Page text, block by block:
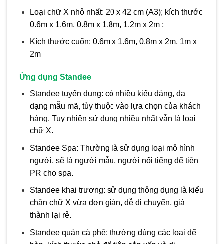
Loại chữ X nhỏ nhất: 20 x 42 cm (A3); kích thước
0.6m x 1.6m, 0.8m x 1.8m, 1.2m x 2m ;
Kích thước cuốn: 0.6m x 1.6m, 0.8m x 2m, 1m x
2m
Ứng dụng Standee
Standee tuyển dụng: có nhiều kiểu dáng, đa
dạng mẫu mã, tùy thuộc vào lựa chọn của khách
hàng. Tuy nhiên sử dụng nhiều nhất vẫn là loại
chữ X.
Standee Spa: Thường là sử dụng loại mô hình
người, sẽ là người mẫu, người nổi tiếng để tiện
PR cho spa.
Standee khai trương: sử dụng thông dụng là kiểu
chân chữ X vừa đơn giản, dễ di chuyển, giá
thành lại rẻ.
Standee quán cà phê: thường dùng các loại để